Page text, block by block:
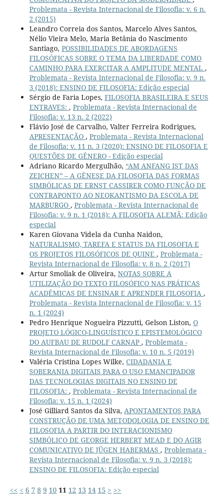
Problemata - Revista Internacional de Filosofia: v. 6 n.
2 (2015)
Leandro Correia dos Santos, Marcelo Alves Santos,
Nélio Vieira Melo, Maria Betânia do Nascimento
Santiago, POSSIBILIDADES DE ABORDAGENS
FILOSÓFICAS SOBRE O TEMA DA LIBERDADE COMO
CAMINHO PARA EXERCITAR A AMPLITUDE MENTAL ,
Problemata - Revista Internacional de Filosofia: v. 9 n.
3 (2018): ENSINO DE FILOSOFIA: Edição especial
Sérgio de Faria Lopes, FILOSOFIA BRASILEIRA E SEUS
ENTRAVES: , Problemata - Revista Internacional de
Filosofia: v. 13 n. 2 (2022)
Flávio José de Carvalho, Valter Ferreira Rodrigues,
APRESENTAÇÃO , Problemata - Revista Internacional
de Filosofia: v. 11 n. 3 (2020): ENSINO DE FILOSOFIA E
QUESTÕES DE GÊNERO - Edição especial
Adriano Ricardo Mergulhão, “AM ANFANG IST DAS
ZEICHEN” – A GÊNESE DA FILOSOFIA DAS FORMAS
SIMBÓLICAS DE ERNST CASSIRER COMO FUNÇÃO DE
CONTRAPONTO AO NEOKANTISMO DA ESCOLA DE
MARBURGO , Problemata - Revista Internacional de
Filosofia: v. 9 n. 1 (2018): A FILOSOFIA ALEMÃ: Edição
especial
Karen Giovana Videla da Cunha Naidon,
NATURALISMO, TAREFA E STATUS DA FILOSOFIA E
OS PROJETOS FILOSÓFICOS DE QUINE , Problemata -
Revista Internacional de Filosofia: v. 8 n. 2 (2017)
Artur Smoliak de Oliveira, NOTAS SOBRE A
UTILIZAÇÃO DO TEXTO FILOSÓFICO NAS PRÁTICAS
ACADÊMICAS DE ENSINAR E APRENDER FILOSOFIA ,
Problemata - Revista Internacional de Filosofia: v. 15
n. 1 (2024)
Pedro Henrique Nogueira Pizzutti, Gelson Liston, O
PROJETO LÓGICO-LINGUÍSTICO E EPISTEMOLÓGICO
DO AUFBAU DE RUDOLF CARNAP , Problemata -
Revista Internacional de Filosofia: v. 10 n. 5 (2019)
Valéria Cristina Lopes Wilke, CIDADANIA E
SOBERANIA DIGITAIS PARA O USO EMANCIPADOR
DAS TECNOLOGIAS DIGITAIS NO ENSINO DE
FILOSOFIA: , Problemata - Revista Internacional de
Filosofia: v. 15 n. 1 (2024)
José Gilliard Santos da Silva, APONTAMENTOS PARA
CONSTRUÇÃO DE UMA METODOLOGIA DE ENSINO DE
FILOSOFIA A PARTIR DO INTERACIONISMO
SIMBÓLICO DE GEORGE HERBERT MEAD E DO AGIR
COMUNICATIVO DE JÜGEN HABERMAS , Problemata -
Revista Internacional de Filosofia: v. 9 n. 3 (2018):
ENSINO DE FILOSOFIA: Edição especial
<< < 6 7 8 9 10 11 12 13 14 15 > >>